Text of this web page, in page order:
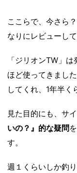
ここらで、今さら
なりにレビューして
「ジリオンTW」
ほど使ってきまし
してくれ、1年半く
見た目的にも、サ
いの？』的な疑問
す。
週１くらいしか釣